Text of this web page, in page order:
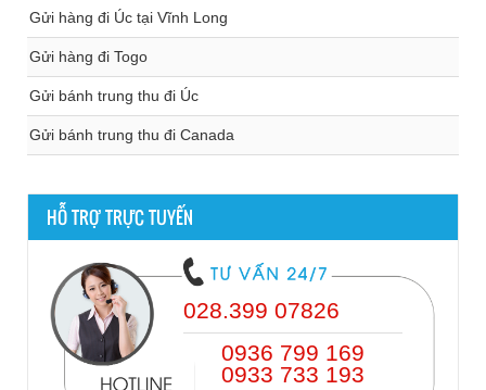
Gửi hàng đi Úc tại Vĩnh Long
Gửi hàng đi Togo
Gửi bánh trung thu đi Úc
Gửi bánh trung thu đi Canada
HỖ TRỢ TRỰC TUYẾN
028.399 07826
0936 799 169
0933 733 193